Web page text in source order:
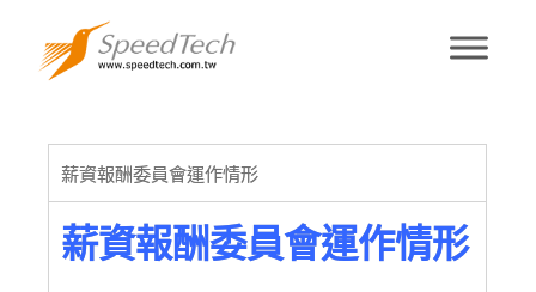
薪資報酬委員會運作情形
薪資報酬委員會運作情形